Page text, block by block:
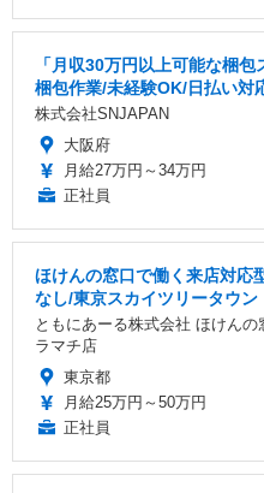
「月収30万円以上可能な梱
梱包作業/未経験OK/日払い対
株式会社SNJAPAN
大阪府
月給27万円～34万円
正社員
ほけんの窓口で働く来店対応
なし/東京スカイツリータウン
ともにあーる株式会社 ほけん
ラマチ店
東京都
月給25万円～50万円
正社員